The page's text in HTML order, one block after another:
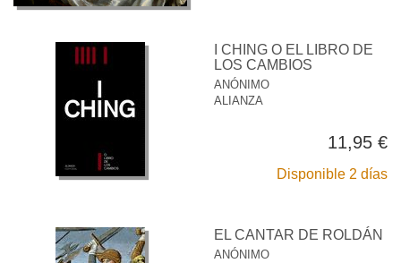
I CHING O EL LIBRO DE
LOS CAMBIOS
ANÓNIMO
ALIANZA
11,95 €
Disponible 2 días
EL CANTAR DE ROLDÁN
ANÓNIMO